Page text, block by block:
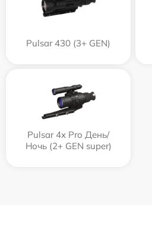
Pulsar 430 (3+ GEN)
Pulsar 4x Pro День/
Ночь (2+ GEN super)